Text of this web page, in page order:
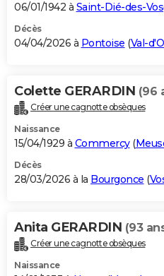
06/01/1942 à Saint-Dié-des-
Décès
04/04/2026 à Pontoise (Val-
Colette GERARDIN (96
Créer une cagnotte obsèques
Naissance
15/04/1929 à Commercy(
Décès
28/03/2026 à la Bourgonce (
Anita GERARDIN (93
Créer une cagnotte obsèques
Naissance